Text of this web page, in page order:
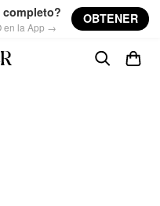
en la App →
OBTENER